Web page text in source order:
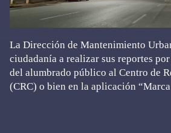
La Dirección de Mantenimiento
ciudadanía a realizar sus reportes
del alumbrado público al Centro de
(CRC) o bien en la aplicación